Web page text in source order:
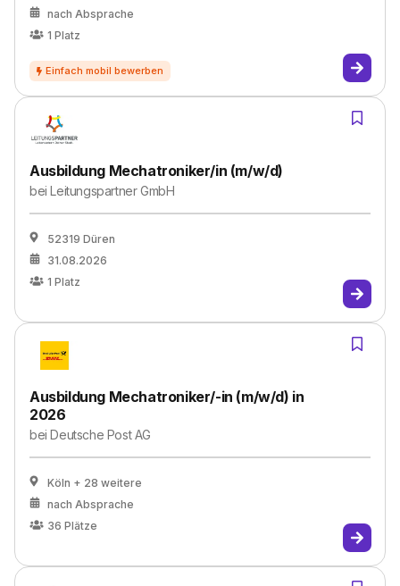
nach Absprache
1 Platz
Ausbildung Mechatroniker/in (m/w/d)
beiLeitungspartner GmbH
52319 Düren
31.08.2026
1 Platz
Ausbildung Mechatroniker/-in (m/w/d) in
2026
beiDeutsche Post AG
Köln + 28 weitere
nach Absprache
36 Plätze